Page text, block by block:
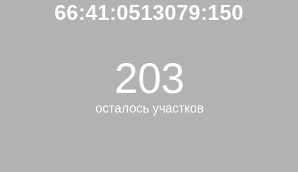
66:41:0513079:150
203
осталось участков